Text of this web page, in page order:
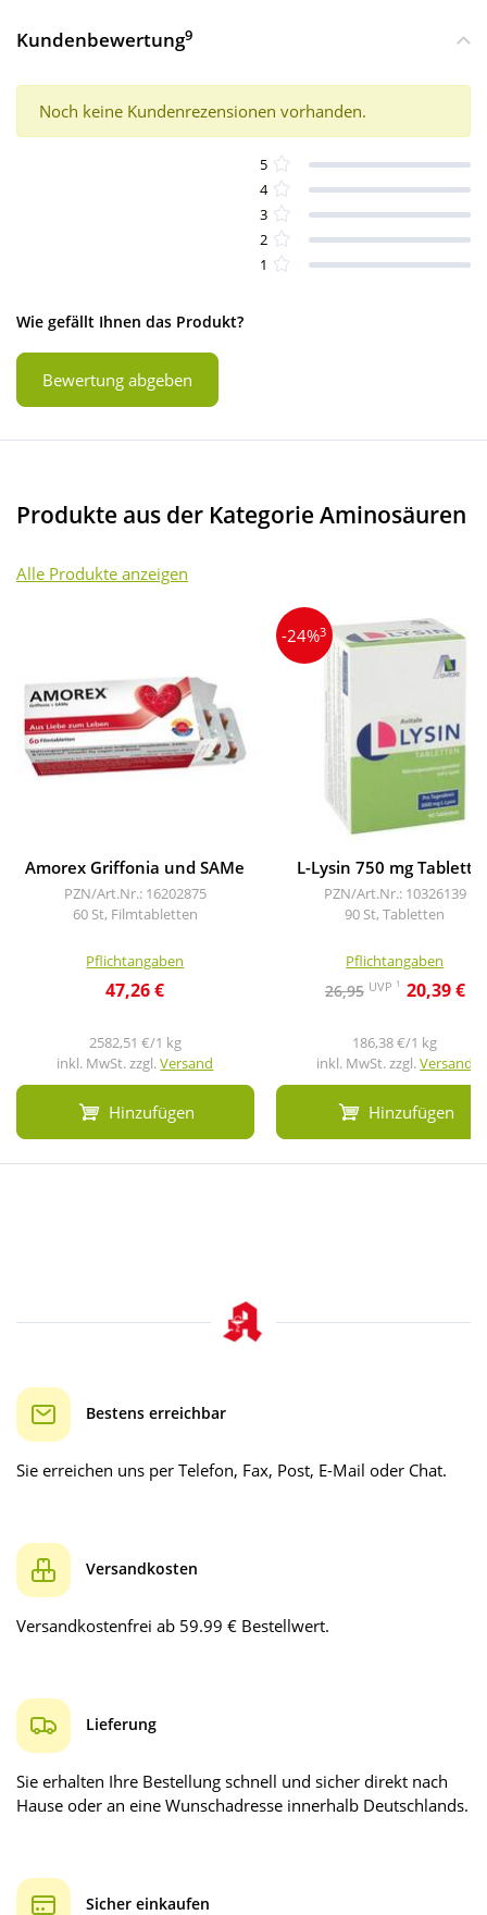
Kundenbewertung9
Noch keine Kundenrezensionen vorhanden.
5
4
3
2
1
Wie gefällt Ihnen das Produkt?
Bewertung abgeben
Produkte aus der Kategorie Aminosäuren
Alle Produkte anzeigen
Amorex Griffonia und SAMe
PZN/Art.Nr.: 16202875
60 St, Filmtabletten
Pflichtangaben
47,26 €
2582,51 €/1 kg
inkl. MwSt. zzgl.Versand
Hinzufügen
-24%3
L-Lysin 750 mg
PZN/Art.Nr.: 10326139
90 St, Tabletten
Pflichtangaben
26,95 UVP 1 20,39 €
186,38 €/1 kg
inkl. MwSt. zzgl.Versand
Hinzufügen
Bestens erreichbar
Sie erreichen uns per Telefon, Fax, Post, E-Mail oder Chat.
Versandkosten
Versandkostenfrei ab 59.99 € Bestellwert.
Lieferung
Sie erhalten Ihre Bestellung schnell und sicher direkt nach
Hause oder an eine Wunschadresse innerhalb Deutschlands.
Sicher einkaufen